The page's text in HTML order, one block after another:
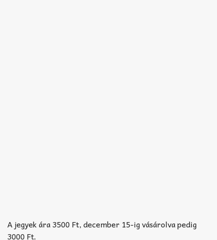
A jegyek ára 3500 Ft, december 15-ig vásárolva pedig
3000 Ft.